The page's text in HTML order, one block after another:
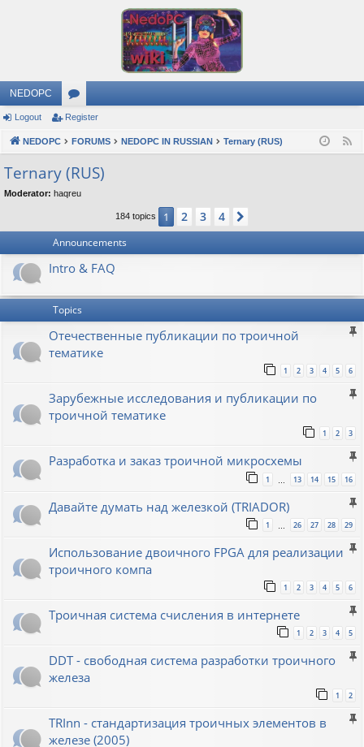
NEDOPC
or
u
m
s
Logout Register
NEDOPC FORUMS NEDOPC IN RUSSIAN Ternary (RUS)
Ternary (RUS)
Moderator: haqreu
184 topics 1 2 3 4
Announcements
Intro & FAQ
Topics
Отечественные публикации по троичной
тематике
1 2 3 4 5 6
Зарубежные исследования и публикации по
троичной тематике
1 2 3
Разработка и заказ троичной микросхемы
1 13 14 15 16
Давайте думать над железкой (TRIADOR)
1 26 27 28 29
Использование двоичного FPGA для реализации
троичного компа
1 2 3 4 5 6
Троичная система счисления в интернете
1 2 3 4 5
DDT - свободная система разработки троичного
железа
1 2
TRInn - стандартизация троичных элементов в
железе (2005)